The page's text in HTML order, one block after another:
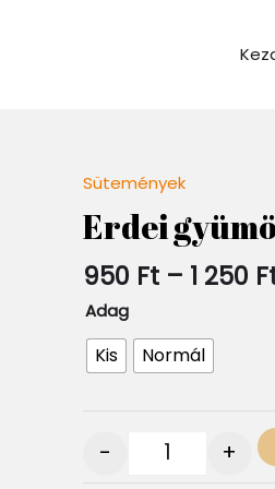
Sütemények
Erdei
950 Ft – 1 250
Adag
Kis Normál
Quantity
- +